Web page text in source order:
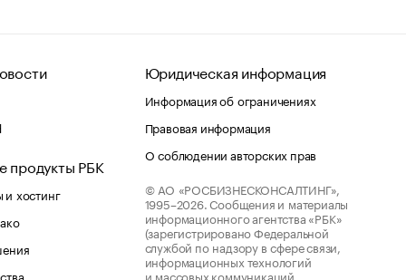
продукты РБК
хостинг
Юридическая информация
Информация об ограничениях
Правовая информация
О соблюдении авторских прав
© АО «РОСБИЗНЕСКОНСАЛТИНГ»,
1995–2026. Сообщения и материалы
информационного агентства «РБК»
(зарегистрировано Федеральной
службой по надзору в сфере связи,
информационных технологий
и массовых коммуникаций